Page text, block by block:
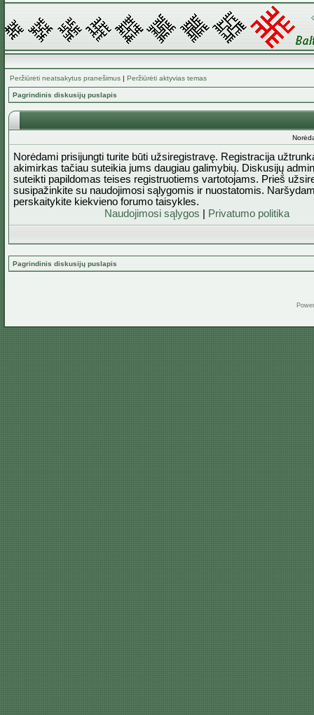
Peržiūrėti neatsakytus pranešimus | Peržiūrėti aktyvias temas
Pagrindinis diskusijų puslapis
Norėdami prisijungti turite būti užsiregistravę. Registracija
akimirkas tačiau suteikia jums daugiau galimybių. Diskusijų
suteikti papildomas teises registruotiems vartotojams. Prieš
susipažinkite su naudojimosi sąlygomis ir nuostatomis.
perskaitykite kiekvieno forumo taisykles.
Naudojimosi sąlygos
Privatumo politika
Pagrindinis diskusijų puslapis